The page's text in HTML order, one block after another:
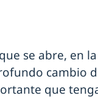
se abre, en
cambio
que